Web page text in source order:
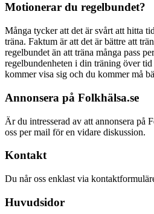
Motionerar du regelbundet?
Många tycker att det är svårt att hitta
träna. Faktum är att det är bättre att
regelbundet än att träna många pass
regelbundenheten i din träning över tid
kommer visa sig och du kommer må
Annonsera på Folkhälsa.se
Är du intresserad av att annonsera på
oss per mail för en vidare diskussion.
Kontakt
Du når oss enklast via
Huvudsidor